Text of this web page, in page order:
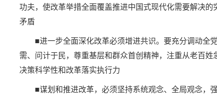
功夫，使改革举措全面覆盖推进中国式现代化需要解决
矛盾
■进一步全面深化改革必须增进共识。要充分调动全
需、问计于民，尊重基层和群众首创精神，注重从老百
决策科学性和改革落实执行力
■谋划和推进改革，必须坚持系统观念、全局观念，